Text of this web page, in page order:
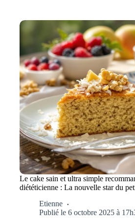
Le cake sain et ultra simple
diététicienne : La nouvelle star du
Etienne
Publié le 6 octobre 2025 à